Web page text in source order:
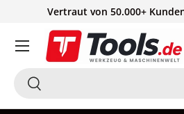
Vertraut von 50.000+
Suchen
Suchen